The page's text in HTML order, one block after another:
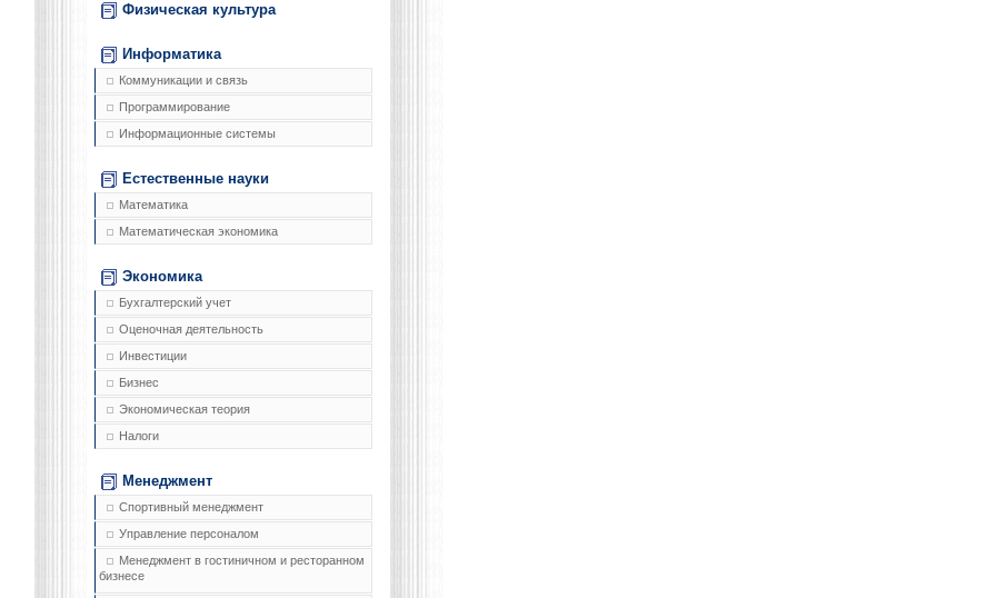
Физическая культура
Информатика
Коммуникации и связь
Программирование
Информационные системы
Естественные науки
Математика
Математическая экономика
Экономика
Бухгалтерский учет
Оценочная деятельность
Инвестиции
Бизнес
Экономическая теория
Налоги
Менеджмент
Спортивный менеджмент
Управление персоналом
Менеджмент в гостиничном и ресторанном
бизнесе